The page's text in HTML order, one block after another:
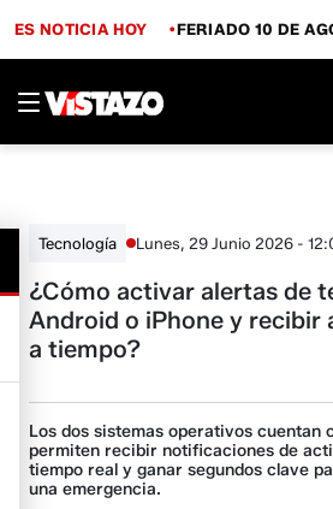
ES NOTICIA HOY FERIADO 10 DE
Tecnología Lunes, 29 Junio 2026 -
¿Cómo activar alertas de
Android o iPhone y recibir
a tiempo?
Los dos sistemas operativos cuentan
permiten recibir notificaciones de
tiempo real y ganar segundos clave
una emergencia.